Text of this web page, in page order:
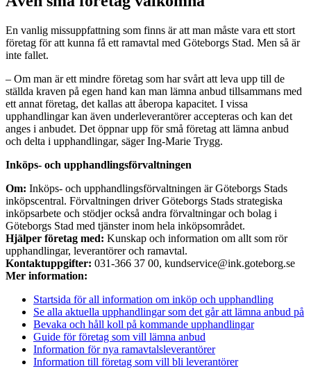
En vanlig missuppfattning som finns är att man måste vara ett stort
företag för att kunna få ett ramavtal med Göteborgs Stad. Men så är
inte fallet.
– Om man är ett mindre företag som har svårt att leva upp till de
ställda kraven på egen hand kan man lämna anbud tillsammans med
ett annat företag, det kallas att åberopa kapacitet. I vissa
upphandlingar kan även underleverantörer accepteras och kan det
anges i anbudet. Det öppnar upp för små företag att lämna anbud
och delta i upphandlingar, säger Ing-Marie Trygg.
Inköps- och upphandlingsförvaltningen
Om: Inköps- och upphandlingsförvaltningen är Göteborgs Stads
inköpscentral. Förvaltningen driver Göteborgs Stads strategiska
inköpsarbete och stödjer också andra förvaltningar och bolag i
Göteborgs Stad med tjänster inom hela inköpsområdet.
Hjälper företag med: Kunskap och information om allt som rör
upphandlingar, leverantörer och ramavtal.
Kontaktuppgifter: 031-366 37 00, kundservice@ink.goteborg.se
Mer information:
Startsida för all information om inköp och upphandling
Se alla aktuella upphandlingar som det går att lämna anbud på
Bevaka och håll koll på kommande upphandlingar
Guide för företag som vill lämna anbud
Information för nya ramavtalsleverantörer
Information till företag som vill bli leverantörer